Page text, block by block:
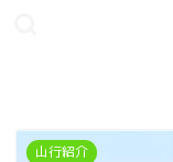
山行紹介